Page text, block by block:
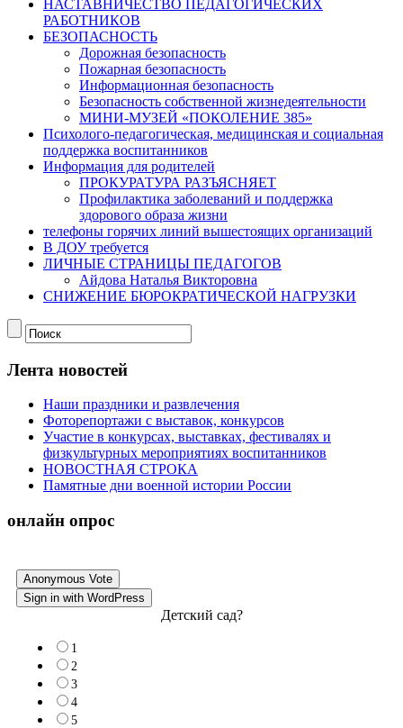
НАСТАВНИЧЕСТВО ПЕДАГОГИЧЕСКИХ
РАБОТНИКОВ
БЕЗОПАСНОСТЬ
Дорожная безопасность
Пожарная безопасность
Информационная безопасность
Безопасность собственной жизнедеятельности
МИНИ-МУЗЕЙ «ПОКОЛЕНИЕ 385»
Психолого-педагогическая, медицинская и социальная
поддержка воспитанников
Информация для родителей
ПРОКУРАТУРА РАЗЪЯСНЯЕТ
Профилактика заболеваний и поддержка
здорового образа жизни
телефоны горячих линий вышестоящих организаций
В ДОУ требуется
ЛИЧНЫЕ СТРАНИЦЫ ПЕДАГОГОВ
Айдова Наталья Викторовна
СНИЖЕНИЕ БЮРОКРАТИЧЕСКОЙ НАГРУЗКИ
Лента новостей
Наши праздники и развлечения
Фоторепортажи с выставок, конкурсов
Участие в конкурсах, выставках, фестивалях и
физкультурных мероприятиях воспитанников
НОВОСТНАЯ СТРОКА
Памятные дни военной истории России
онлайн опрос
Anonymous Vote
Sign in with WordPress
Детский сад?
1
2
3
4
5